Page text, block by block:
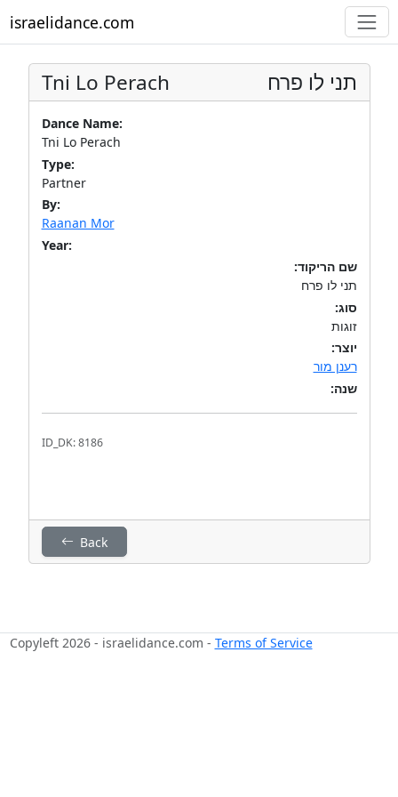
israelidance.com
Tni Lo Perach תני לו פרח
Dance Name:
Tni Lo Perach
Type:
Partner
By:
Raanan Mor
Year:
שם הריקוד:
תני לו פרח
סוג:
זוגות
יוצר:
רענן מור
שנה:
ID_DK: 8186
Back
Copyleft 2026 - israelidance.com - Terms of Service